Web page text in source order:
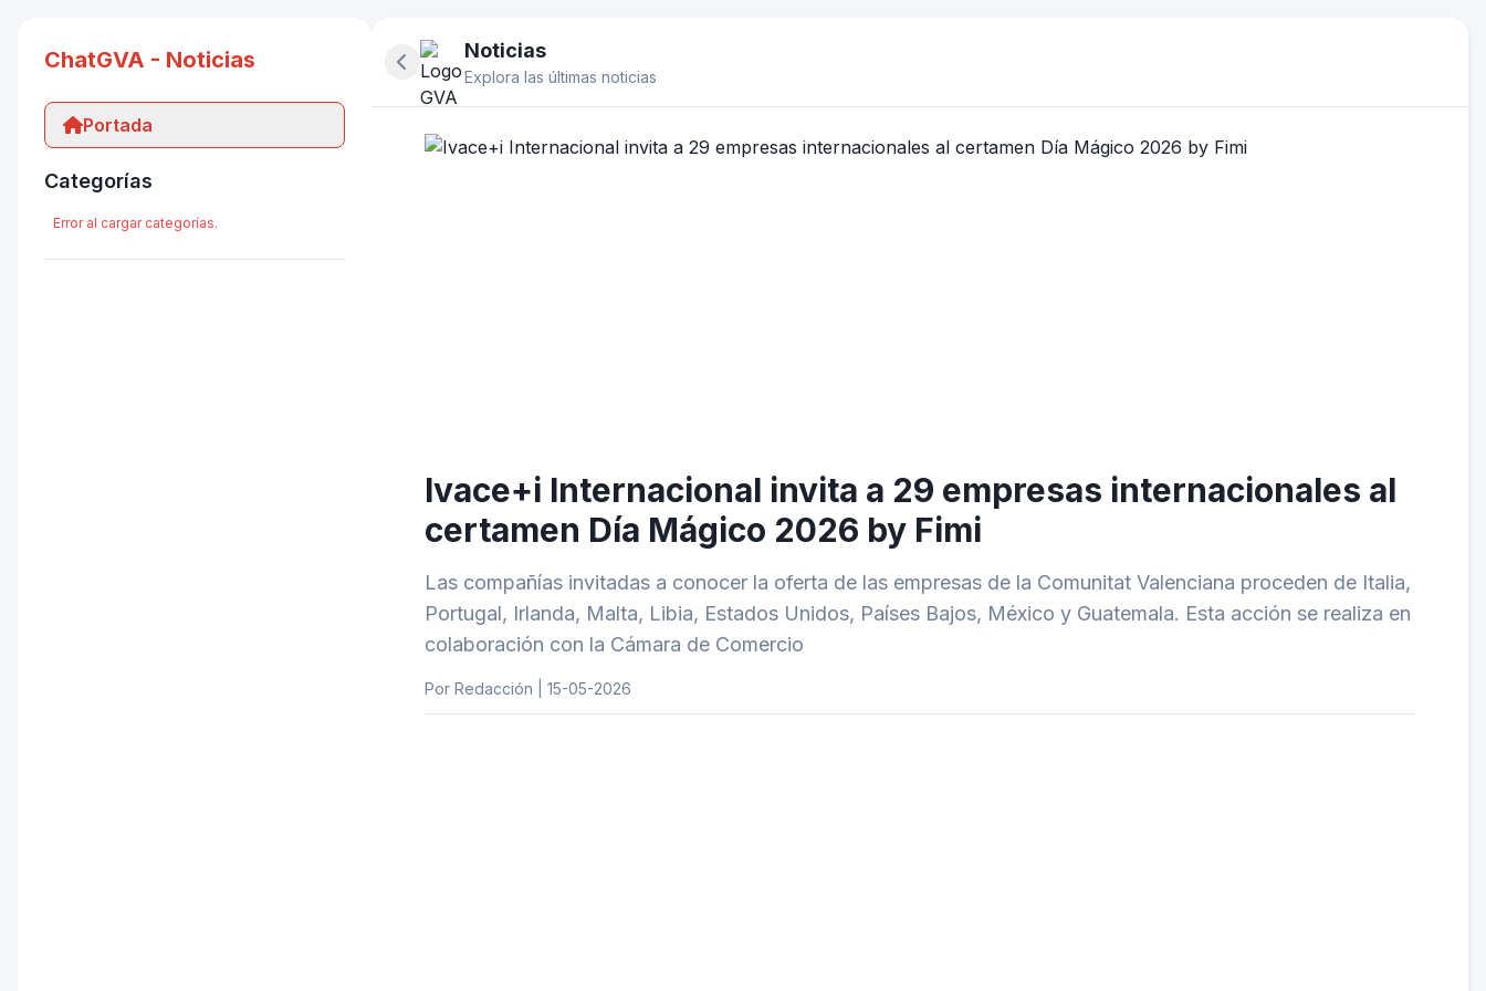
ChatGVA - Noticias
Portada
Categorías
Error al cargar categorías.
Ocultar panel lateral
Noticias
Explora las últimas noticias
Ivace+i Internacional invita a 29 empresas internacionales al
certamen Día Mágico 2026 by Fimi
Las compañías invitadas a conocer la oferta de las empresas de la Comunitat Valenciana proceden de Italia,
Portugal, Irlanda, Malta, Libia, Estados Unidos, Países Bajos, México y Guatemala. Esta acción se realiza en
colaboración con la Cámara de Comercio
Por Redacción | 15-05-2026